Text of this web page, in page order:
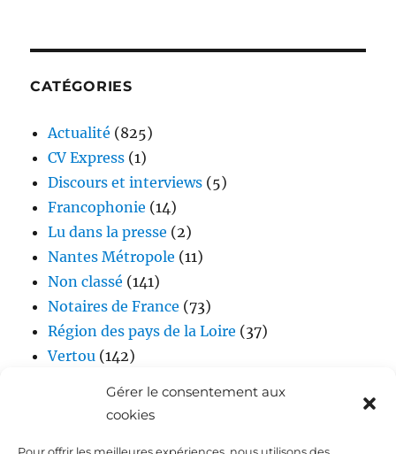
Gérer le consentement aux
cookies
CATÉGORIES
Actualité (825)
CV Express (1)
Discours et interviews (5)
Francophonie (14)
Lu dans la presse (2)
Nantes Métropole (11)
Non classé (141)
Notaires de France (73)
Région des pays de la Loire (37)
Vertou (142)